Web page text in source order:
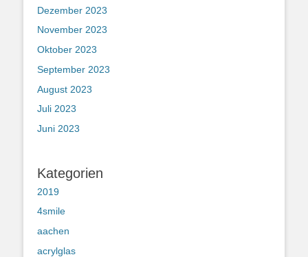
Dezember 2023
November 2023
Oktober 2023
September 2023
August 2023
Juli 2023
Juni 2023
Kategorien
2019
4smile
aachen
acrylglas